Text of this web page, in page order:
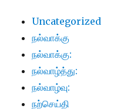
Uncategorized
நல்வாக்கு
நல்வாக்கு:
நல்வாழ்த்து:
நல்வாழ்வு:
நற்செய்தி